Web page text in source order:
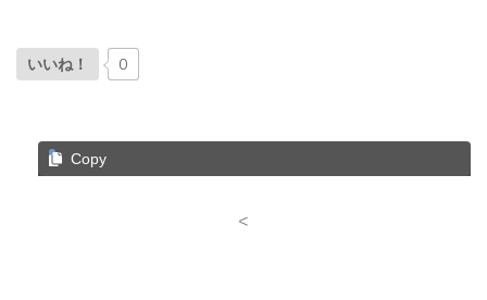
いいね！ 0
Copy
<